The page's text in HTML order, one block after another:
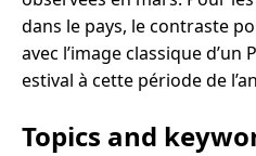
dans le pays, le contraste
avec l’image classique
estival à cette période de
Topics and